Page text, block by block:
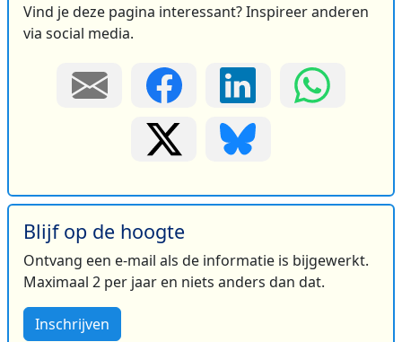
Vind je deze pagina interessant? Inspireer anderen
via social media.
Blijf op de hoogte
Ontvang een e-mail als de informatie is bijgewerkt.
Maximaal 2 per jaar en niets anders dan dat.
Inschrijven